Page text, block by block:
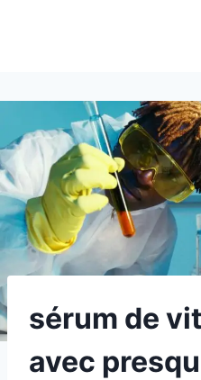
sérum de
avec